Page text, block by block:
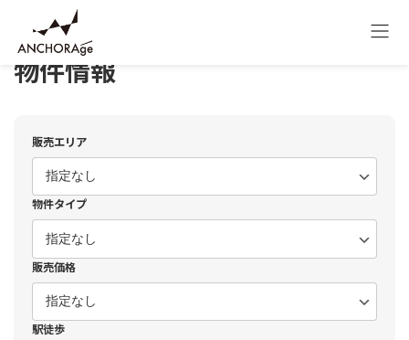
物件情報
販売エリア
物件タイプ
販売価格
駅徒歩